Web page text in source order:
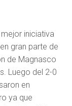
iniciativa
gran parte de
de Magnasco
Luego del 2-0
en
ya que